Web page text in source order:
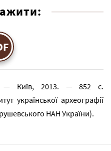
Київ, 2013. — 852 с.
української археографії
НАН України).